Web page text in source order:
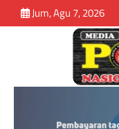
Jum, Agu 7, 2026